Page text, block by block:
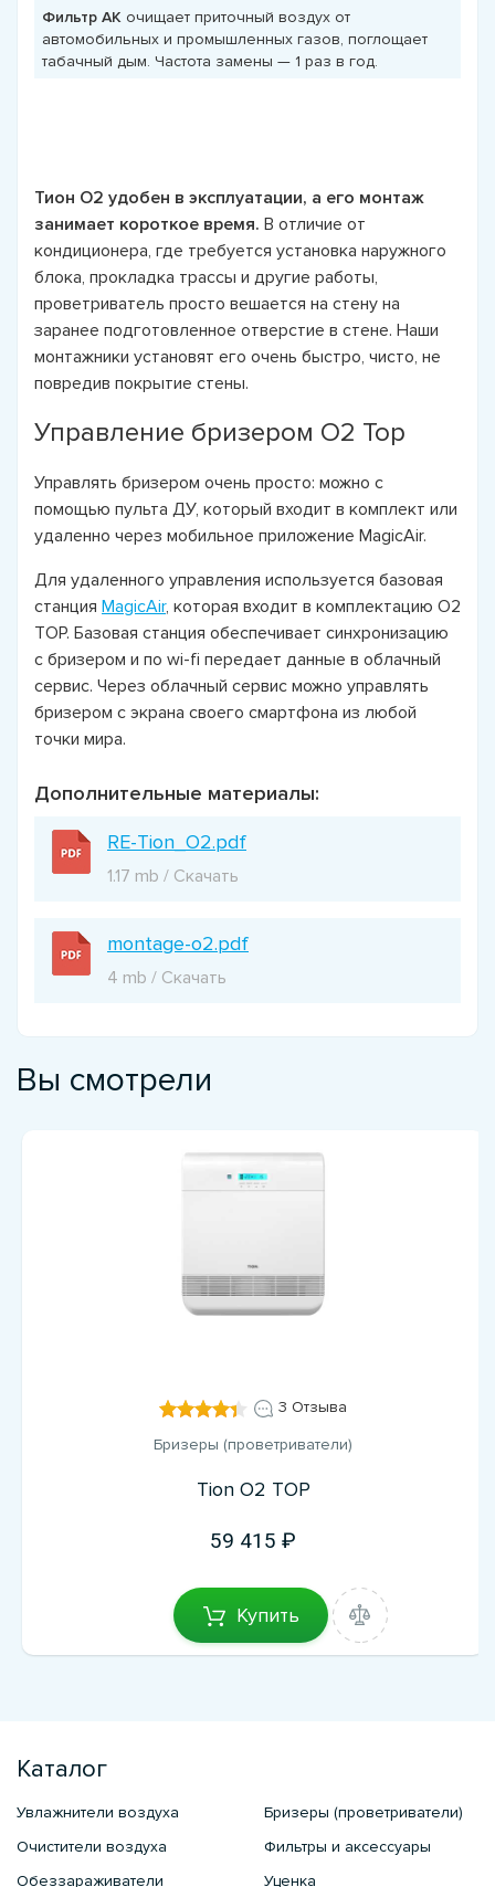
Фильтр АК очищает приточный воздух от
автомобильных и промышленных газов, поглощает
табачный дым. Частота замены — 1 раз в год.
Тион О2 удобен в эксплуатации, а его монтаж
занимает короткое время. В отличие от
кондиционера, где требуется установка наружного
блока, прокладка трассы и другие работы,
проветриватель просто вешается на стену на
заранее подготовленное отверстие в стене. Наши
монтажники установят его очень быстро, чисто, не
повредив покрытие стены.
Управление бризером О2 Top
Управлять бризером очень просто: можно с
помощью пульта ДУ, который входит в комплект или
удаленно через мобильное приложение MagicAir.
Для удаленного управления используется базовая
станция MagicAir, которая входит в комплектацию О2
ТОР. Базовая станция обеспечивает синхронизацию
с бризером и по wi-fi передает данные в облачный
сервис. Через облачный сервис можно управлять
бризером с экрана своего смартфона из любой
точки мира.
Дополнительные материалы:
RE-Tion_O2.pdf
1.17 mb / Скачать
montage-o2.pdf
4 mb / Скачать
Вы смотрели
3 Отзыва
Бризеры (проветриватели)
Tion O2 ТОР
59 415
Купить
Каталог
Увлажнители воздуха
Очистители воздуха
Обеззараживатели
Бризеры (проветриватели)
Фильтры и аксессуары
Уценка